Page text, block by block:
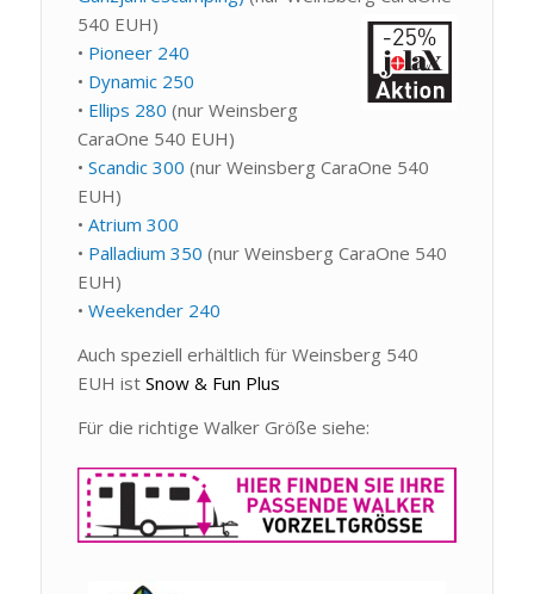
540 EUH)
• Pioneer 240
• Dynamic 250
• Ellips 280 (nur Weinsberg
CaraOne 540 EUH)
• Scandic 300 (nur Weinsberg CaraOne 540
EUH)
• Atrium 300
• Palladium 350 (nur Weinsberg CaraOne 540
EUH)
• Weekender 240
Auch speziell erhältlich für Weinsberg 540
EUH ist Snow & Fun Plus
Für die richtige Walker Größe siehe: